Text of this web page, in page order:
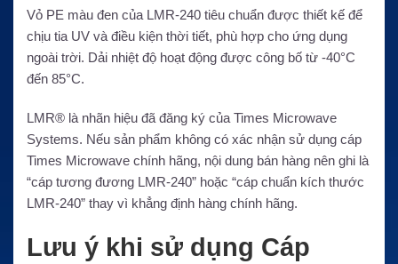
Vỏ PE màu đen của LMR-240 tiêu chuẩn được thiết kế để
chịu tia UV và điều kiện thời tiết, phù hợp cho ứng dụng
ngoài trời. Dải nhiệt độ hoạt động được công bố từ -40°C
đến 85°C.
LMR® là nhãn hiệu đã đăng ký của Times Microwave
Systems. Nếu sản phẩm không có xác nhận sử dụng cáp
Times Microwave chính hãng, nội dung bán hàng nên ghi là
“cáp tương đương LMR-240” hoặc “cáp chuẩn kích thước
LMR-240” thay vì khẳng định hàng chính hãng.
Lưu ý khi sử dụng Cáp